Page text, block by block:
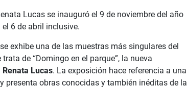
Lucas se inauguró el 9 de noviembre del año
6 de abril inclusive.
se exhibe una de las muestras más singulares del
trata de “Domingo en el parque”, la nueva
Renata Lucas. La exposición hace referencia a una
presenta obras conocidas y también inéditas de la